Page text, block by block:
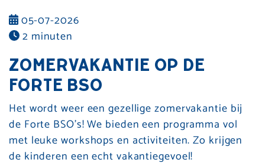
05-07-2026
2 minuten
ZOMERVAKANTIE OP DE
FORTE BSO
Het wordt weer een gezellige zomervakantie bij
de Forte BSO’s! We bieden een programma vol
met leuke workshops en activiteiten. Zo krijgen
de kinderen een echt vakantiegevoel!